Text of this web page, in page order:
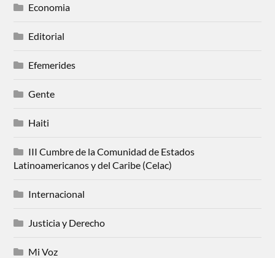
Economia
Editorial
Efemerides
Gente
Haiti
III Cumbre de la Comunidad de Estados
Latinoamericanos y del Caribe (Celac)
Internacional
Justicia y Derecho
Mi Voz